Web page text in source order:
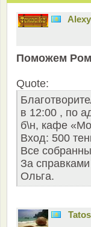
Alexy
Поможем
Quote:
в 12:00 , по
б\н, кафе
Вход: 500
Все
За
Ольга.